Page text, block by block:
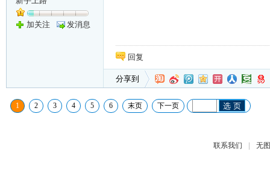
加关注 发消息
回复
分享到
1 2 3 4 5 6 末页 下一页 选 页
联系我们 | 无